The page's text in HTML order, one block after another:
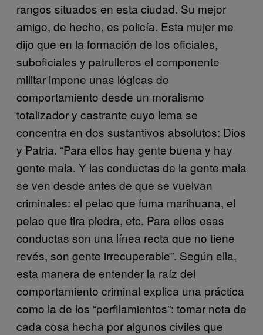
rangos situados en esta ciudad. Su mejor
amigo, de hecho, es policía. Esta mujer me
dijo que en la formación de los oficiales,
suboficiales y patrulleros el componente
militar impone unas lógicas de
comportamiento desde un moralismo
totalizador y castrante cuyo lema se
concentra en dos sustantivos absolutos: Dios
y Patria. “Para ellos hay gente buena y hay
gente mala. Y las conductas de la gente mala
se ven desde antes de que se vuelvan
criminales: el pelao que fuma marihuana, el
pelao que tira piedra, etc. Para ellos esas
conductas son una línea recta que no tiene
revés, son gente irrecuperable”. Según ella,
esta manera de entender la raíz del
comportamiento criminal explica una práctica
como la de los “perfilamientos”: tomar nota de
cada cosa hecha por algunos civiles que